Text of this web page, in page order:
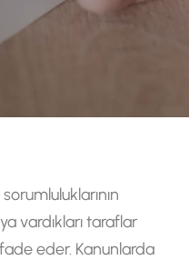
vardıkları taraflar
eder. Kanunlarda